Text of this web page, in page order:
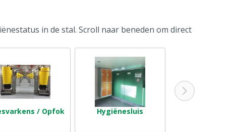
in de stal. Scroll naar beneden om direct
/ Opfok Hygiënesluis